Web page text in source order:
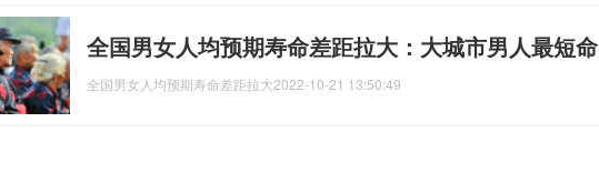
​全国男女人均预期寿命差距拉大：大城市男人最短命
​全国男女人均预期寿命差距拉大2022-10-21 13:50:49